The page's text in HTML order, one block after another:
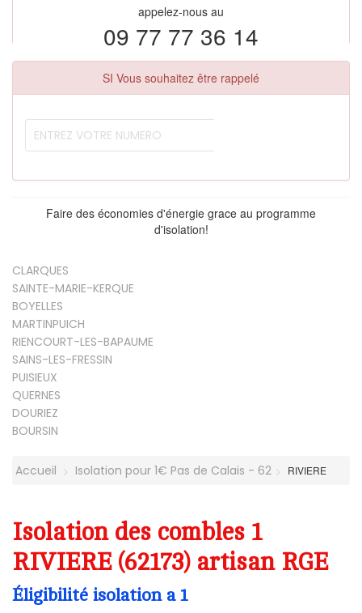
appelez-nous au
09 77 77 36 14
SI Vous souhaitez être rappelé
Faire des économies d'énergie grace au programme
d'isolation!
CLARQUES
SAINTE-MARIE-KERQUE
BOYELLES
MARTINPUICH
RIENCOURT-LES-BAPAUME
SAINS-LES-FRESSIN
PUISIEUX
QUERNES
DOURIEZ
BOURSIN
Accueil Isolation pour 1€ Pas de Calais - 62 RIVIERE
Isolation des combles 1
RIVIERE (62173) artisan RGE
Éligibilité isolation a 1